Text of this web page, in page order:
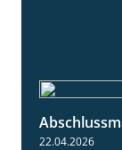
22.04.2026